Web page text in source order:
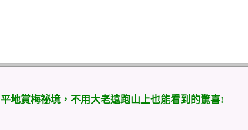
地賞梅祕境，不用大老遠跑山上也能看到的驚喜!